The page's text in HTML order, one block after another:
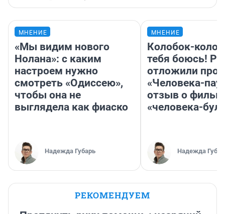
МНЕНИЕ
«Мы видим нового
Нолана»: с каким
настроем нужно
смотреть «Одиссею»,
чтобы она не
выглядела как фиаско
Надежда Губарь
МНЕНИЕ
Колобок-
тебя боюсь!
отложили
«Человека-
отзыв о
«человека-
Надежда
РЕКОМЕНДУЕМ